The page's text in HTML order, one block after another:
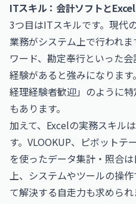
ITスキル：会計ソフトと
3つ目はITスキルです。現代
業務がシステム上で行われ
ワード、勘定奉行といった
経験があると強みになりま
経理経験者歓迎」のように
もあります。
加えて、Excelの実務スキル
す。VLOOKUP、ピボットテ
を使ったデータ集計・照合
上、システムやツールの操
て解決する自走力も求めら